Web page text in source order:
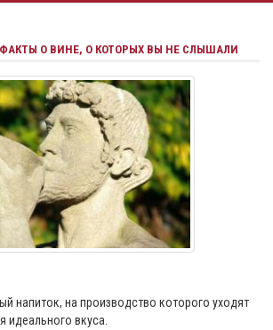
О ВИНЕ, О КОТОРЫХ ВЫ НЕ СЛЫШАЛИ
напиток, на производство которого уходят
идеального вкуса.